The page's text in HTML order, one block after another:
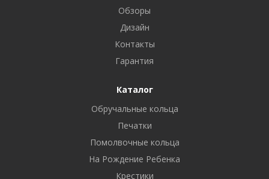
Обзоры
Дизайн
Контакты
Гарантия
Каталог
Обручальные кольца
Печатки
Помолвочные кольца
На Рождение Ребенка
Крестики